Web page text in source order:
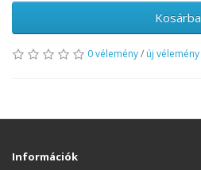
Kosárba
0 vélemény/ új vélemény
Információk